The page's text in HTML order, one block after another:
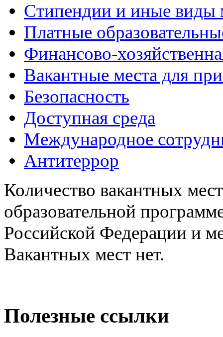
Стипендии и иные виды
Платные
Финансово-
Вакантные места для
Безопасность
Доступная среда
Международное
Антитеррор
Количество вакантных
образовательной
Российской Федерации и
Вакантных мест нет.
Полезные ссылки